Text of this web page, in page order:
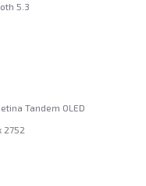
5.3
Tandem OLED
2752